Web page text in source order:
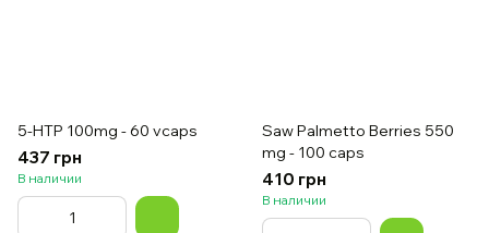
5-HTP 100mg - 60 vcaps
437 грн
В наличии
Saw Palmetto Berries 550
mg - 100 caps
410 грн
В наличии